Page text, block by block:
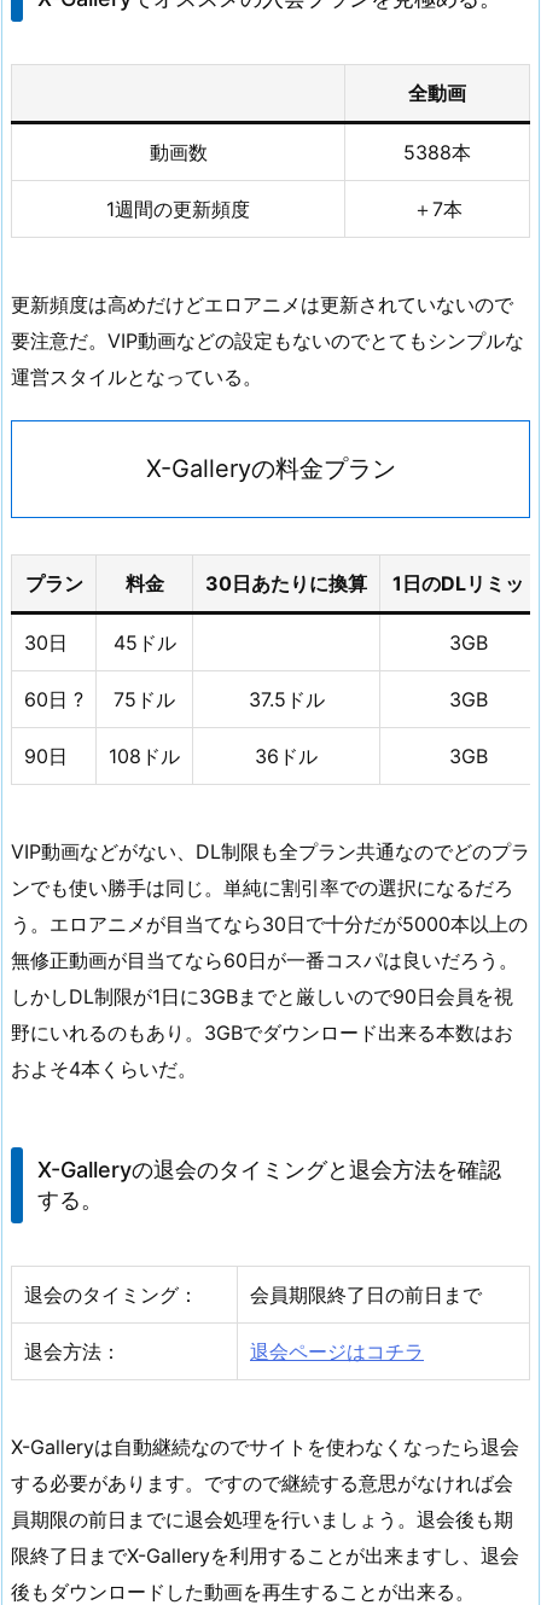
全動画
動画数 5388本
1週間の更新頻度 ＋7本
更新頻度は高めだけどエロアニメは更新されていないので
要注意だ。VIP動画などの設定もないのでとてもシンプルな
運営スタイルとなっている。
X-Galleryの料金プラン
プラン 料金 30日あたりに換算 1日のDLリミッ
30日 45ドル 3GB
60日 ? 75ドル 37.5ドル 3GB
90日 108ドル 36ドル 3GB
VIP動画などがない、DL制限も全プラン共通なのでどのプラ
ンでも使い勝手は同じ。単純に割引率での選択になるだろ
う。エロアニメが目当てなら30日で十分だが5000本以上の
無修正動画が目当てなら60日が一番コスパは良いだろう。
しかしDL制限が1日に3GBまでと厳しいので90日会員を視
野にいれるのもあり。3GBでダウンロード出来る本数はお
およそ4本くらいだ。
X-Galleryの退会のタイミングと退会方法を確認
する。
退会のタイミング： 会員期限終了日の前日まで
退会方法： 退会ページはコチラ
X-Galleryは自動継続なのでサイトを使わなくなったら退会
する必要があります。ですので継続する意思がなければ会
員期限の前日までに退会処理を行いましょう。退会後も期
限終了日までX-Galleryを利用することが出来ますし、退会
後もダウンロードした動画を再生することが出来る。